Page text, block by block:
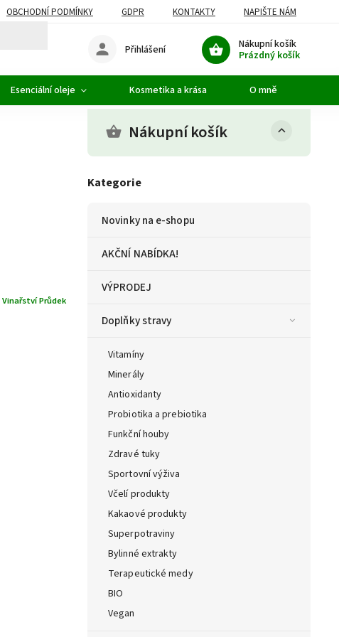
OBCHODNÍ PODMÍNKY GDPR KONTAKTY NAPIŠTE NÁM
Nákupní košík
Prázdný košík
Přihlášení
Esenciální oleje Kosmetika a krása O mně
Nákupní košík
Kategorie
Novinky na e-shopu
AKČNÍ NABÍDKA!
VÝPRODEJ
Doplňky stravy
Vitamíny
Minerály
Antioxidanty
Probiotika a prebiotika
Funkční houby
Zdravé tuky
Sportovní výživa
Včelí produkty
Kakaové produkty
Superpotraviny
Bylinné extrakty
Terapeutické medy
BIO
Vegan
Vinařství Průdek